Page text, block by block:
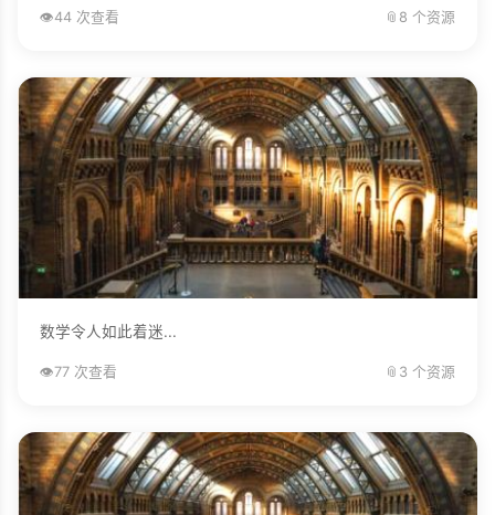
👁️44 次查看 📎 8 个资源
数学令人如此着迷...
👁️77 次查看 📎 3 个资源